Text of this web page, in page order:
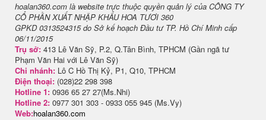
hoalan360.com là website trực thuộc quyền quản lý của CÔNG TY
CỔ PHẦN XUẤT NHẬP KHẨU HOA TƯƠI 360
GPKD 0313524315 do Sở kế hoạch Đầu tư TP. Hồ Chí Minh cấp
06/11/2015
Trụ sở: 413 Lê Văn Sỹ, P.2, Q.Tân Bình, TPHCM (Gần ngã tư
Phạm Văn Hai với Lê Văn Sỹ)
Chi nhánh: Lô C Hồ Thị Kỷ, P1, Q10, TPHCM
Điện thoại: (028)22 298 398
Hotline 1: 0936 65 27 27(Ms.Nhi)
Hotline 2: 0977 301 303 - 0933 055 945 (Ms.Vy)
Web:hoalan360.com